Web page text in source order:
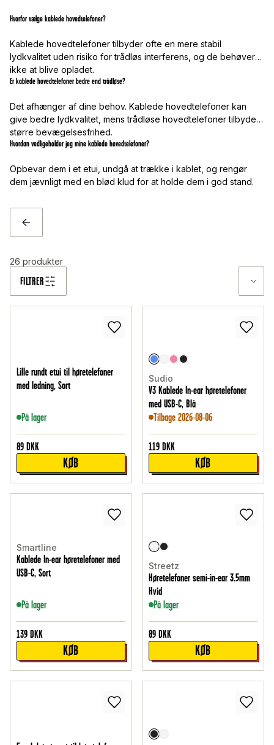
Hvorfor vælge kablede hovedtelefoner?
Kablede hovedtelefoner tilbyder ofte en mere stabil
lydkvalitet uden risiko for trådløs interferens, og de behøver
ikke at blive opladet.
Er kablede hovedtelefoner bedre end trådløse?
Det afhænger af dine behov. Kablede hovedtelefoner kan
give bedre lydkvalitet, mens trådløse hovedtelefoner tilbyder
større bevægelsesfrihed.
Hvordan vedligeholder jeg mine kablede hovedtelefoner?
Opbevar dem i et etui, undgå at trække i kablet, og rengør
dem jævnligt med en blød klud for at holde dem i god stand.
TILBAGE
FILTRER
26 produkter
Lille rundt etui til høretelefoner
med ledning, Sort
På lager
89 DKK
KØB
Sudio
V3 Kablede In-ear høretelefoner
med USB-C, Blå
Tilbage 2026-08-06
119 DKK
KØB
Smartline
Kablede In-ear høretelefoner med
USB-C, Sort
På lager
139 DKK
KØB
Streetz
Høretelefoner semi-in-ear 3.5mm
Hvid
På lager
89 DKK
KØB